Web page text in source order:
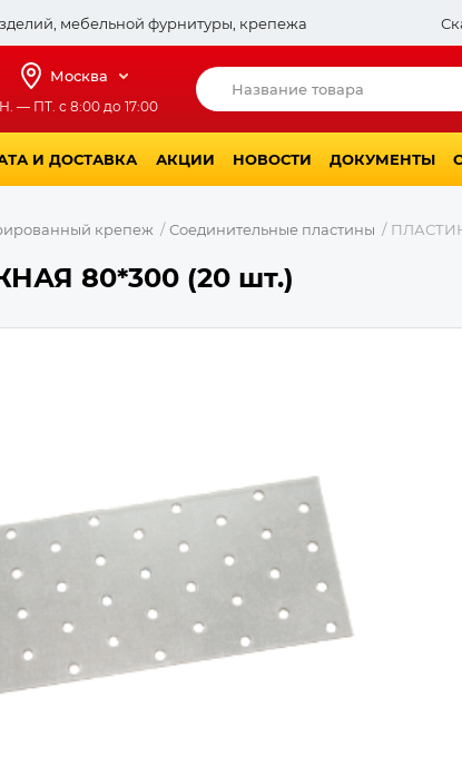
мебельной фурнитуры, крепежа
Москва
— ПТ. с 8:00 до 17:00
И ДОСТАВКА АКЦИИ НОВОСТИ ДОКУМЕНТЫ
крепеж Соединительные пластины
80*300 (20 шт.)